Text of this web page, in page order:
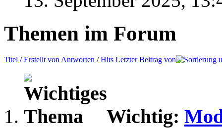
Themen im Forum
Titel /Erstellt von Antworten /Hits Letzter Beitrag von
Wichtig: